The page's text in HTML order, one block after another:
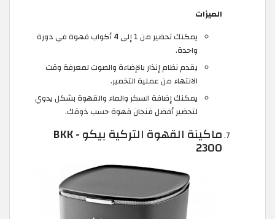
الميزات
يمكنك تحضير من 1 إلى 4 أكواب قهوة في دورة
واحدة.
يقدم نظام إنذار بالإضاءة والصوت لمعرفة وقت
الانتهاء من عملية التخمير.
يمكنك إضافة السكر والماء والقهوة بشكل يدوي
لتحضير أفضل فنجان قهوة حسب ذوقك.
ماكينة القهوة التركية بيكو - BKK
2300